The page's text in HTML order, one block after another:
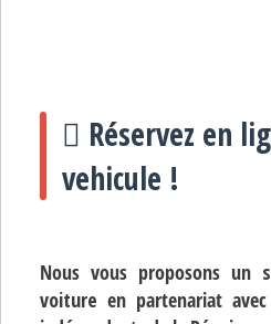
Réservez en
vehicule !
Nous vous proposons un
voiture en partenariat